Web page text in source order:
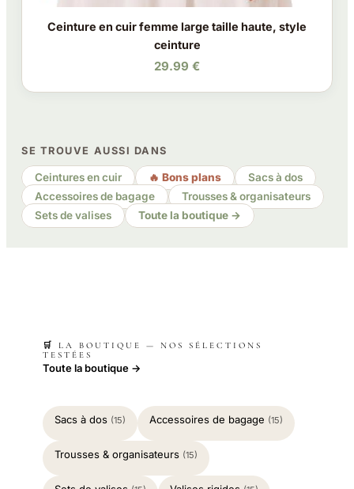
Ceinture en cuir femme large taille haute, style
ceinture
29.99 €
SE TROUVE AUSSI DANS
Ceintures en cuir 🔥 Bons plans
Sacs à dos
Accessoires de bagage
Trousses & organisateurs
Sets de valises
Toute la boutique →
🛒 LA BOUTIQUE — NOS SÉLECTIONS
TESTÉES
Toute la boutique →
Sacs à dos (15) Accessoires de bagage (15)
Trousses & organisateurs (15)